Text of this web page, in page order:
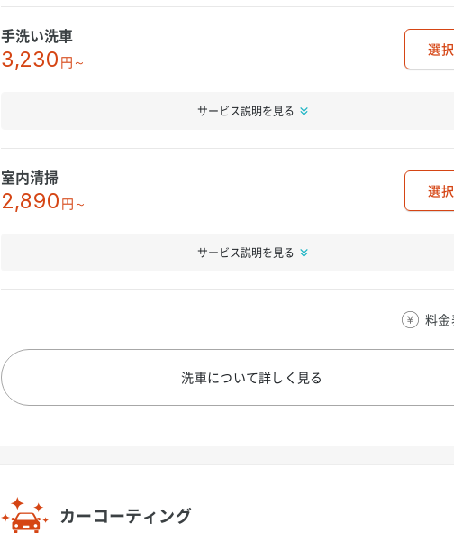
手洗い洗車
3,230 円～
選択
サービス説明を見る
室内清掃
2,890 円～
選択
サービス説明を見る
料
洗車について詳しく見る
カーコーティング